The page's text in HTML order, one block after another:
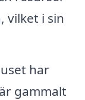
vilket i sin
har
gammalt